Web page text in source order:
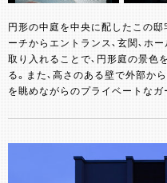
円形の中庭を中央に配したこの邸
ーチからエントランス、玄関、ホ
取り入れることで、円形庭の景色
る。また、高さのある壁で外部か
を眺めながらのプライベートなガ